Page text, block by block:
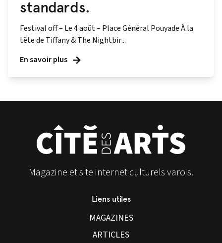
standards.
Festival off – Le 4 août – Place Général Pouyade À la
tête de Tiffany & The Nightbir...
En savoir plus
Magazine et site internet culturels varois.
Liens utiles
MAGAZINES
ARTICLES